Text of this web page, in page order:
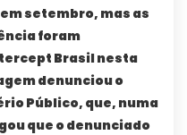
setembro, mas as
foram
Brasil nesta
denunciou o
Público, que, numa
que o denunciado